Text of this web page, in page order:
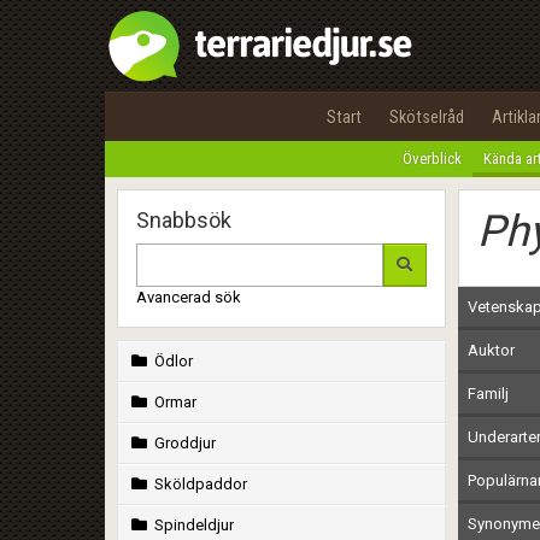
Start Skötselråd Artiklar
Överblick Kända
Snabbsök
Avancerad sök
Ödlor
Ormar
Groddjur
Sköldpaddor
Spindeldjur
Auktor
Familj
Underarter